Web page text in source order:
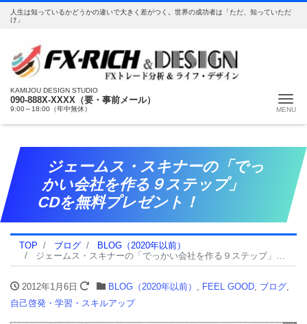
人生は知っているかどうかの違いで大きく差がつく。世界の成功者は「ただ、知っていただ
け」
KAMIJOU DESIGN STUDIO
090-888X-XXXX（要・事前メール）
9:00～18:00（年中無休）
ジェームス・スキナーの「でっ
かい会社を作る９ステップ」
CDを無料プレゼント！
TOP ブログ
BLOG（2020年以前）
ジェームス・スキナーの「でっかい会社を作る９ステップ」CDを無料プレゼント！
2012年1月6日 BLOG（2020年以前） , FEEL GOOD, ブログ,
自己啓発・学習・スキルアップ